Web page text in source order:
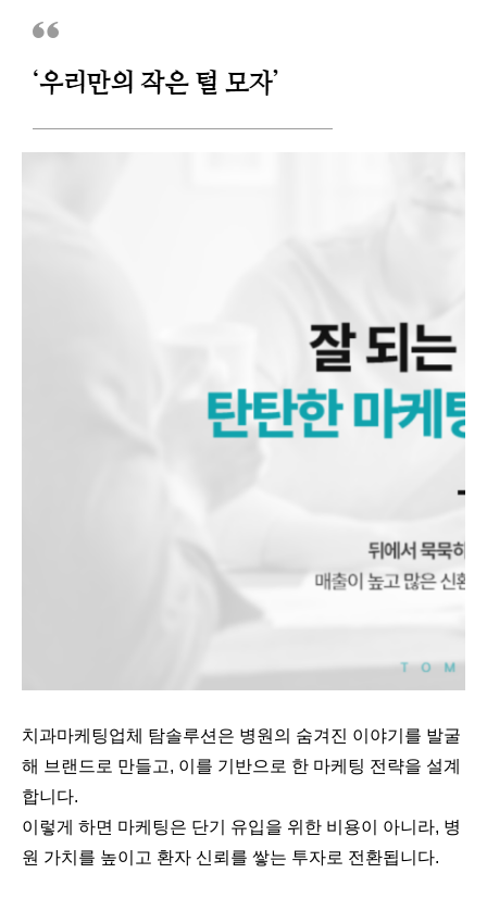
치과마케팅업체 탐솔루션은 병원의 숨겨진 이야기를 발굴
해 브랜드로 만들고, 이를 기반으로 한 마케팅 전략을 설계
합니다.
이렇게 하면 마케팅은 단기 유입을 위한 비용이 아니라, 병
원 가치를 높이고 환자 신뢰를 쌓는 투자로 전환됩니다.